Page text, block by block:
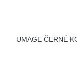
UMAGE ČERNÉ